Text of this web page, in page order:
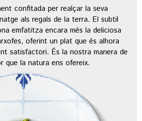
confitada per realçar la seva
als regals de la terra. El subtil
emfatitza encara més la deliciosa
oferint un plat que és alhora
satisfactori. És la nostra manera de
que la natura ens ofereix.